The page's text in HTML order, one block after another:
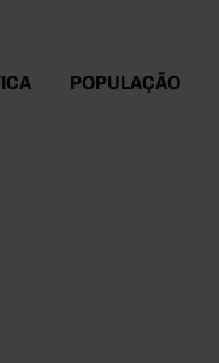
POPULAÇÃO